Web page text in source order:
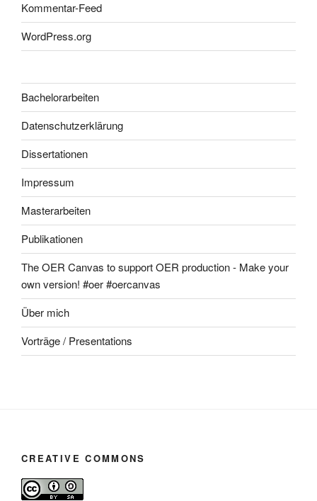
Kommentar-Feed
WordPress.org
Bachelorarbeiten
Datenschutzerklärung
Dissertationen
Impressum
Masterarbeiten
Publikationen
The OER Canvas to support OER production - Make your
own version! #oer #oercanvas
Über mich
Vorträge / Presentations
CREATIVE COMMONS